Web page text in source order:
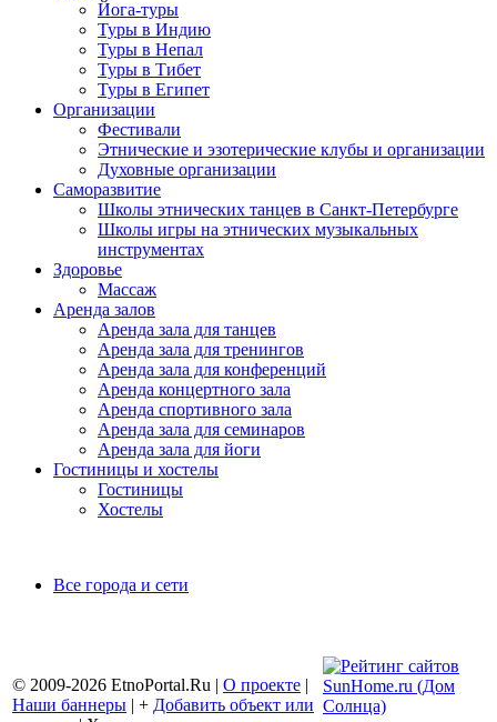
Йога-туры
Туры в Индию
Туры в Непал
Туры в Тибет
Туры в Египет
Организации
Фестивали
Этнические и эзотерические клубы и организации
Духовные организации
Саморазвитие
Школы этнических танцев в Санкт-Петербурге
Школы игры на этнических музыкальных
инструментах
Здоровье
Массаж
Аренда залов
Аренда зала для танцев
Аренда зала для тренингов
Аренда зала для конференций
Аренда концертного зала
Аренда спортивного зала
Аренда зала для семинаров
Аренда зала для йоги
Гостиницы и хостелы
Гостиницы
Хостелы
Все города и сети
© 2009-2026 EtnoPortal.Ru | О проекте |
Наши баннеры | + Добавить объект или